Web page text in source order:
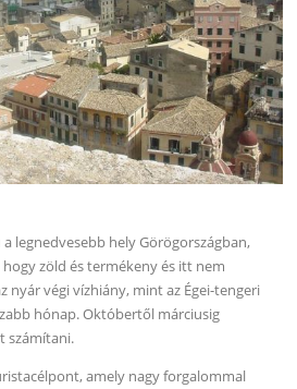
legnedvesebb hely Görögországban,
zöld és termékeny és itt nem
nyár végi vízhiány, mint az Égei-tengeri
hónap. Októbertől márciusig
számítani.
amely nagy forgalommal